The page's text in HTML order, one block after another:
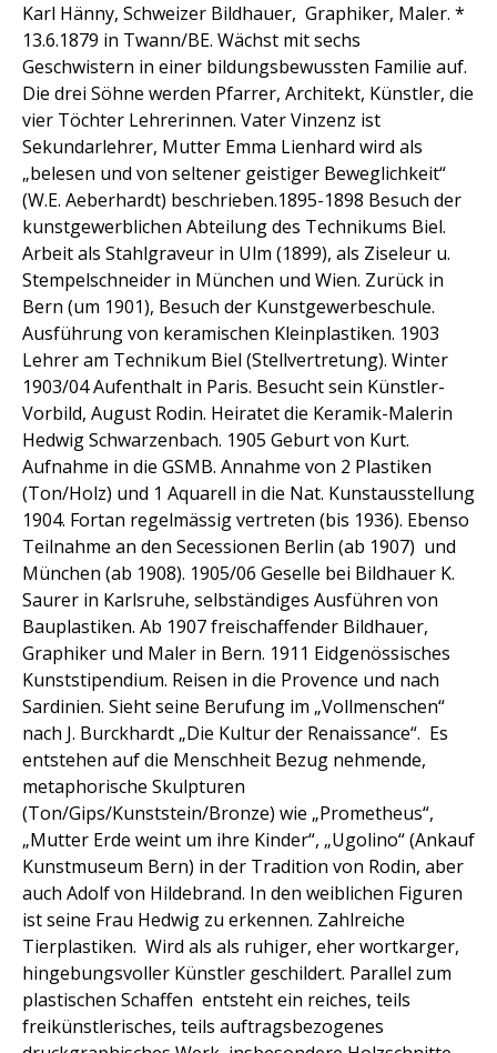
Karl Hänny, Schweizer Bildhauer, Graphiker, Maler. *
13.6.1879 in Twann/BE. Wächst mit sechs
Geschwistern in einer bildungsbewussten Familie auf.
Die drei Söhne werden Pfarrer, Architekt, Künstler, die
vier Töchter Lehrerinnen. Vater Vinzenz ist
Sekundarlehrer, Mutter Emma Lienhard wird als
„belesen und von seltener geistiger Beweglichkeit“
(W.E. Aeberhardt) beschrieben.1895-1898 Besuch der
kunstgewerblichen Abteilung des Technikums Biel.
Arbeit als Stahlgraveur in Ulm (1899), als Ziseleur u.
Stempelschneider in München und Wien. Zurück in
Bern (um 1901), Besuch der Kunstgewerbeschule.
Ausführung von keramischen Kleinplastiken. 1903
Lehrer am Technikum Biel (Stellvertretung). Winter
1903/04 Aufenthalt in Paris. Besucht sein Künstler-
Vorbild, August Rodin. Heiratet die Keramik-Malerin
Hedwig Schwarzenbach. 1905 Geburt von Kurt.
Aufnahme in die GSMB. Annahme von 2 Plastiken
(Ton/Holz) und 1 Aquarell in die Nat. Kunstausstellung
1904. Fortan regelmässig vertreten (bis 1936). Ebenso
Teilnahme an den Secessionen Berlin (ab 1907) und
München (ab 1908). 1905/06 Geselle bei Bildhauer K.
Saurer in Karlsruhe, selbständiges Ausführen von
Bauplastiken. Ab 1907 freischaffender Bildhauer,
Graphiker und Maler in Bern. 1911 Eidgenössisches
Kunststipendium. Reisen in die Provence und nach
Sardinien. Sieht seine Berufung im „Vollmenschen“
nach J. Burckhardt „Die Kultur der Renaissance“. Es
entstehen auf die Menschheit Bezug nehmende,
metaphorische Skulpturen
(Ton/Gips/Kunststein/Bronze) wie „Prometheus“,
„Mutter Erde weint um ihre Kinder“, „Ugolino“ (Ankauf
Kunstmuseum Bern) in der Tradition von Rodin, aber
auch Adolf von Hildebrand. In den weiblichen Figuren
ist seine Frau Hedwig zu erkennen. Zahlreiche
Tierplastiken. Wird als als ruhiger, eher wortkarger,
hingebungsvoller Künstler geschildert. Parallel zum
plastischen Schaffen entsteht ein reiches, teils
freikünstlerisches, teils auftragsbezogenes